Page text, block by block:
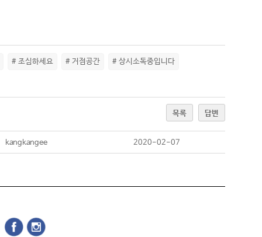
# 조심하세요 # 거점공간 # 상시소독중입니다
목록 답변
kangkangee 2020-02-07